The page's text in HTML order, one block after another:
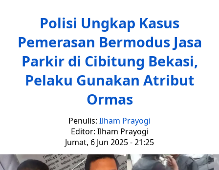
Polisi Ungkap Kasus
Pemerasan Bermodus Jasa
Parkir di Cibitung Bekasi,
Pelaku Gunakan Atribut
Ormas
Penulis: Ilham Prayogi
Editor: Ilham Prayogi
Jumat, 6 Jun 2025 - 21:25